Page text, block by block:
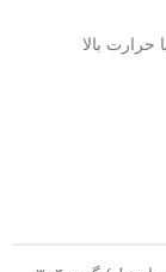
بالا